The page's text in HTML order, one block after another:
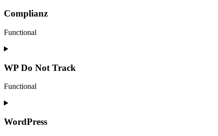
service
fusion-
theme
Complianz
Functional
Consent
service
WP Do Not Track
Functional
Consent
service
WordPress